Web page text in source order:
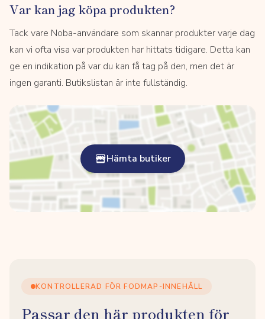
Var kan jag köpa produkten?
Tack vare Noba-användare som skannar produkter varje dag
kan vi ofta visa var produkten har hittats tidigare. Detta kan
ge en indikation på var du kan få tag på den, men det är
ingen garanti. Butikslistan är inte fullständig.
Hämta butiker
KONTROLLERAD FÖR FODMAP-INNEHÅLL
Passar den här produkten för